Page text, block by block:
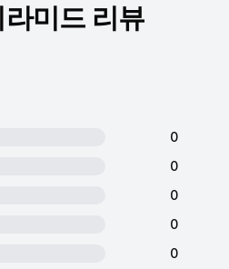
미드 리뷰
0
0
0
0
0